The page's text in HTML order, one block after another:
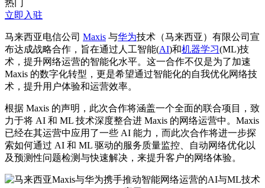
热门
立即入驻
马来西亚电信公司 Maxis 与华为技术（马来西亚）有限公司宣
布达成战略合作，旨在通过人工智能(AI)和机器学习(ML)技
术，提升网络运营的智能化水平。这一合作不仅是为了加速
Maxis 的数字化转型，更是希望通过智能化的自我优化网络技
术，提升用户体验和运营效率。
根据 Maxis 的声明，此次合作将涵盖一个全面的联合项目，致
力于将 AI 和 ML 技术深度整合进 Maxis 的网络运营中。Maxis
已经在其运营中应用了一些 AI 能力，而此次合作将进一步探
索如何通过 AI 和 ML 驱动的服务质量监控、自动网络优化以
及预测性问题检测与快速解决，来提升客户的网络体验。